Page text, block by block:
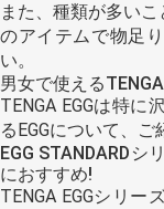
また、種類が多い
のアイテムで物足
い。
男女で使える
TENGA EGGは特
るEGGについて、ご
EGG STANDARDシ
におすすめ!
TENGA EGGシリ